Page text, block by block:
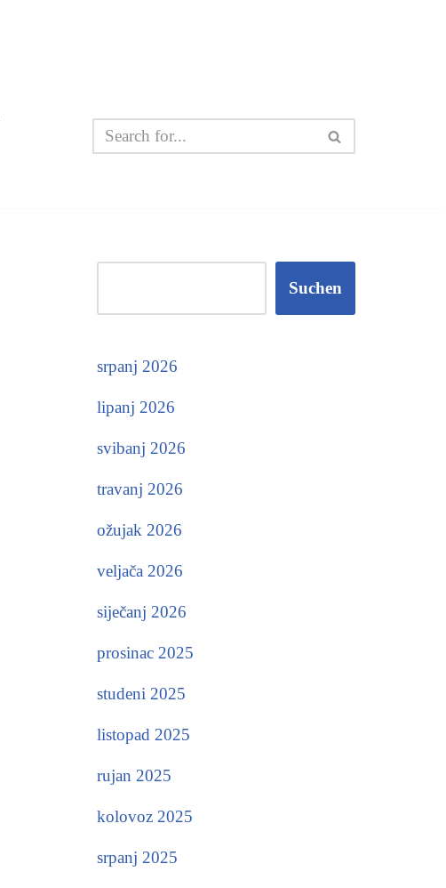
Suchen
srpanj 2026
lipanj 2026
svibanj 2026
travanj 2026
ožujak 2026
veljača 2026
siječanj 2026
prosinac 2025
studeni 2025
listopad 2025
rujan 2025
kolovoz 2025
srpanj 2025